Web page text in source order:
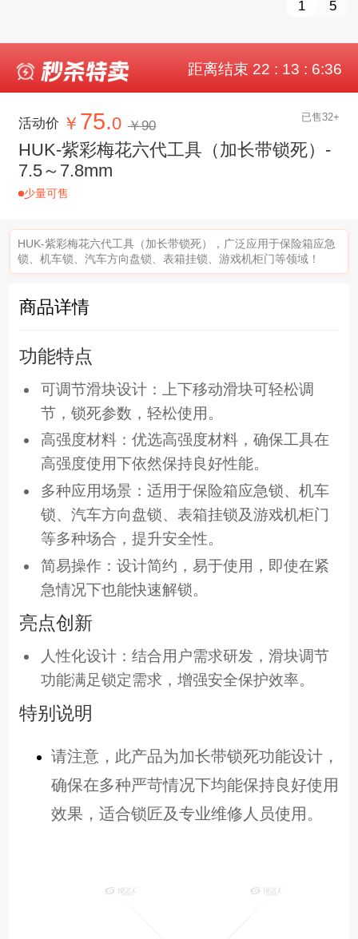
1 5
距离结束 22 : 13 : 6:35
活动价 ￥ 75.0 ￥90
已售32+
HUK-紫彩梅花六代工具（加长带锁死）-
7.5～7.8mm
少量可售
HUK-紫彩梅花六代工具（加长带锁死），广泛应用于保险箱应急
锁、机车锁、汽车方向盘锁、表箱挂锁、游戏机柜门等领域！
商品详情
功能特点
可调节滑块设计：上下移动滑块可轻松调
节，锁死参数，轻松使用。
高强度材料：优选高强度材料，确保工具在
高强度使用下依然保持良好性能。
多种应用场景：适用于保险箱应急锁、机车
锁、汽车方向盘锁、表箱挂锁及游戏机柜门
等多种场合，提升安全性。
简易操作：设计简约，易于使用，即使在紧
急情况下也能快速解锁。
亮点创新
人性化设计：结合用户需求研发，滑块调节
功能满足锁定需求，增强安全保护效率。
特别说明
请注意，此产品为加长带锁死功能设计，
确保在多种严苛情况下均能保持良好使用
效果，适合锁匠及专业维修人员使用。